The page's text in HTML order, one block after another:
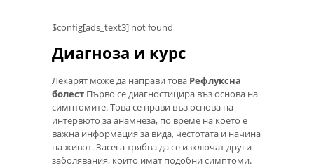
$config[ads_text3] not found
Диагноза и курс
Лекарят може да направи това Рефлуксна
болест Първо се диагностицира въз основа на
симптомите. Това се прави въз основа на
интервюто за анамнеза, по време на което е
важна информация за вида, честотата и начина
на живот. Засега трябва да се изключат други
заболявания, които имат подобни симптоми.